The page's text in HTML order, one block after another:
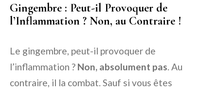
Gingembre : Peut-il Provoquer de
l’Inflammation ? Non, au Contraire !
Le gingembre, peut-il provoquer de
l’inflammation ? Non, absolument pas. Au
contraire, il la combat. Sauf si vous êtes